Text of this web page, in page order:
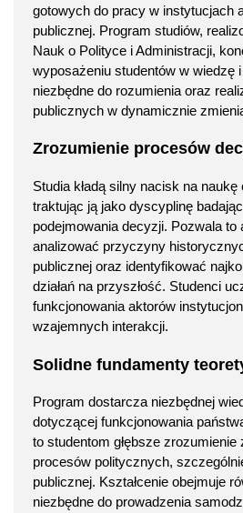
gotowych do pracy w instytucjach
publicznej. Program studiów,
Nauk o Polityce i Administracji,
wyposażeniu studentów w wiedzę
niezbędne do rozumienia oraz
publicznych w dynamicznie
Zrozumienie procesów
Studia kładą silny nacisk na
traktując ją jako dyscyplinę
podejmowania decyzji. Pozwala to
analizować przyczyny
publicznej oraz identyfikować
działań na przyszłość. Studenci
funkcjonowania aktorów
wzajemnych interakcji.
Solidne fundamenty
Program dostarcza niezbędnej
dotyczącej funkcjonowania
to studentom głębsze
procesów politycznych,
publicznej. Kształcenie obejmuje
niezbędne do prowadzenia